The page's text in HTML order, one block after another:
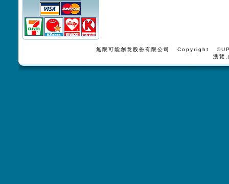
無限可能創意股份有限公司 Copyright
瀏